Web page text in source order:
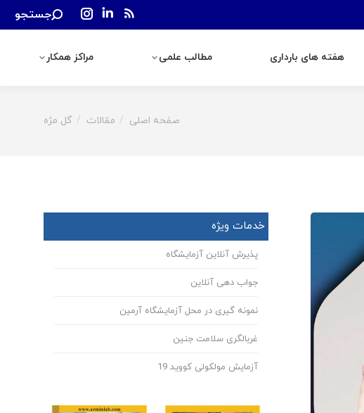
Rss
window
Linkedin
opens
window
Instagram
opens
window
Search:
جستجو
هفته های بارداری مطالب علمی مراکز همکار
You are here:
صفحه اصلی مقالات گل‌ مژه
خدمات ویژه
پذیرش آنلاین آزمایشگاه
جواب دهی آنلاین
نمونه گیری در محل آزمایشگاه آرمین
غربالگری سلامت جنین
آزمایش مولکولی کووید 19
مراکز همکار